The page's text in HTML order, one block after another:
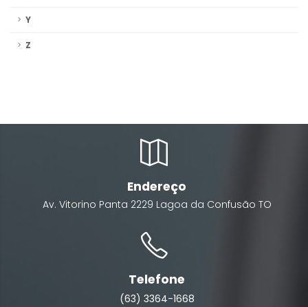
Y
Z
Endereço
Av. Vitorino Panta 2229 Lagoa da Confusão TO
Telefone
(63) 3364-1668